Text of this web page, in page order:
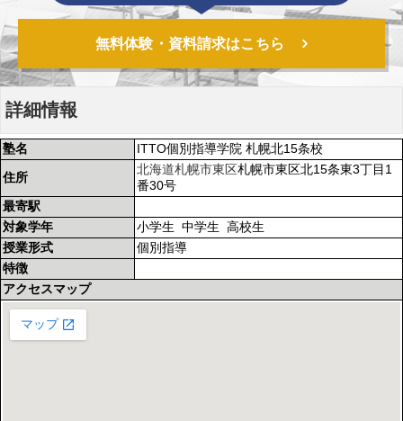
無料体験・資料請求はこちら
詳細情報
塾名
ITTO個別指導学院 札幌北15条校
住所
北海道札幌市東区札幌市東区北15条東3丁目1
番30号
最寄駅
対象学年
小学生 中学生 高校生
授業形式
個別指導
特徴
アクセスマップ